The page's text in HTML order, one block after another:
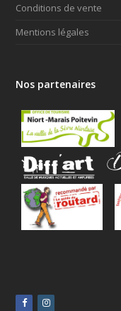
Conditions de vente
Mentions légales
Nos partenaires
facebookinstagram